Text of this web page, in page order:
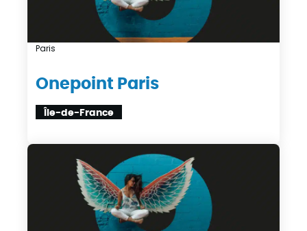
Onepoint Paris
Île-de-France
Paris